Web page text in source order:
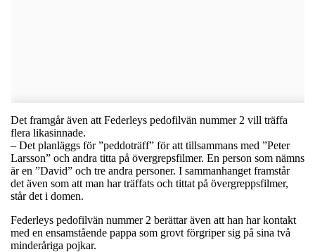
Det framgår även att Federleys pedofilvän nummer 2 vill träffa
flera likasinnade.
– Det planläggs för ”peddoträff” för att tillsammans med ”Peter
Larsson” och andra titta på övergrepsfilmer. En person som nämns
är en ”David” och tre andra personer. I sammanhanget framstår
det även som att man har träffats och tittat på övergreppsfilmer,
står det i domen.
Federleys pedofilvän nummer 2 berättar även att han har kontakt
med en ensamstående pappa som grovt förgriper sig på sina två
minderåriga pojkar.